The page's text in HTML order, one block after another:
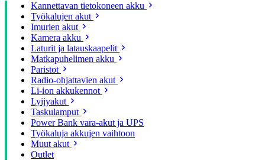
Kannettavan tietokoneen akku
Työkalujen akut
Imurien akut
Kamera akku
Laturit ja latauskaapelit
Matkapuhelimen akku
Paristot
Radio-ohjattavien akut
Li-ion akkukennot
Lyijyakut
Taskulamput
Power Bank vara-akut ja UPS
Työkaluja akkujen vaihtoon
Muut akut
Outlet